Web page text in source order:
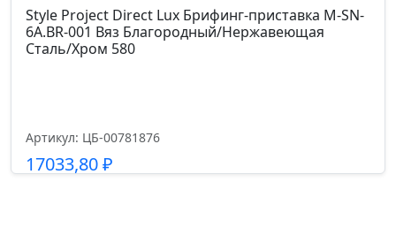
Style Project Direct Lux Брифинг-приставка M-SN-
6A.BR-001 Вяз Благородный/Нержавеющая
Сталь/Хром 580
Артикул: ЦБ-00781876
17033,80₽